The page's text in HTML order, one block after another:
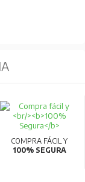
COMPRA FÁCIL Y
100% SEGURA